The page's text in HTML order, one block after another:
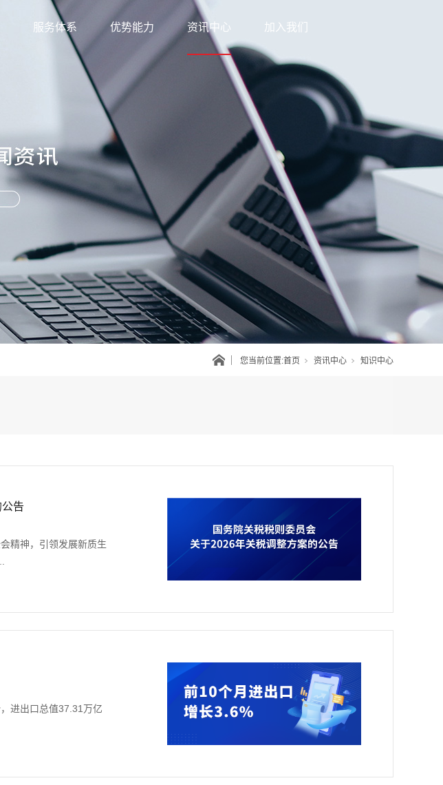
服务体系 优势能力
信息科技
服务网络
资源优势
解决方案
资讯中心
新闻中心
下载中心
加入我们
您当前位置:首页 资讯中心 知识中心
告
精神，引领发展新质生
进出口总值37.31万亿